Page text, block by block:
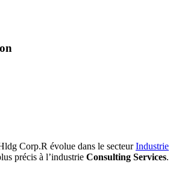
Corp.R évolue dans le secteurIndustrie
précis à l’industrie Consulting Services.